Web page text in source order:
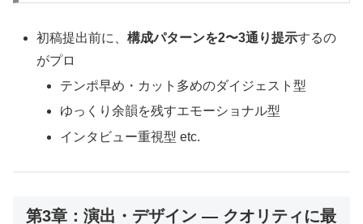
初稿提出前に、構成パターンを2〜3通り提示するの
がプロ
テンポ早め・カット多めのダイジェスト型
ゆっくり余韻を残すエモーショナル型
インタビュー重視型 etc.
第3章：演出・デザイン ― クオリティに最